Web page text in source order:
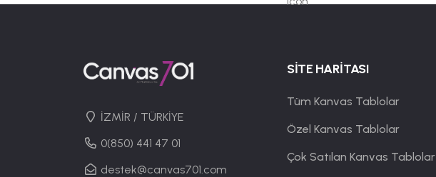
İZMİR / TÜRKİYE
0(850) 441 47 01
destek@canvas701.com
SİTE HARİTASI
Tüm Kanvas Tablolar
Özel Kanvas Tablolar
Çok Satılan Kanvas Tablolar